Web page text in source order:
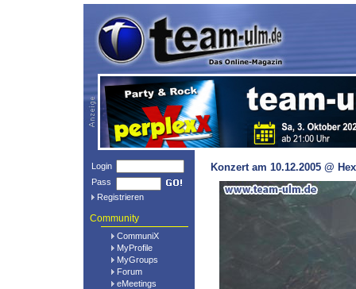
Login
Pass
Registrieren
Community
CommuniX
MyProfile
MyGroups
Forum
eMeetings
Konzert am 10.12.2005 @